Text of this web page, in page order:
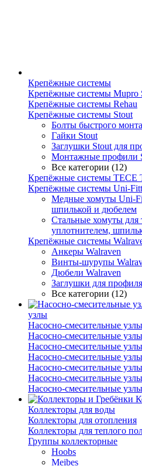
Крепёжные системы
Крепёжные системы Mupro
Крепёжные системы Rehau
Крепёжные системы Stout
Болты быстрого
Гайки Stout
Заглушки Stout для
Монтажные профили
Все категории (12)
Крепёжные системы TECE
Крепёжные системы Uni-Fitt
Медные хомуты Uni-
шпилькой и дюбелем
Стальные хомуты для
уплотнителем,
Крепёжные системы
Анкеры Walraven
Винты-шурупы
Дюбели Walraven
Заглушки для
Все категории (12)
узлы
Насосно-смесительные
Насосно-смесительные
Насосно-смесительные
Насосно-смесительные
Насосно-смесительные
Насосно-смесительные
Насосно-смесительные
Коллекторы для воды
Коллекторы для отопления
Коллекторы для теплого
Группы коллекторные
Hoobs
Meibes